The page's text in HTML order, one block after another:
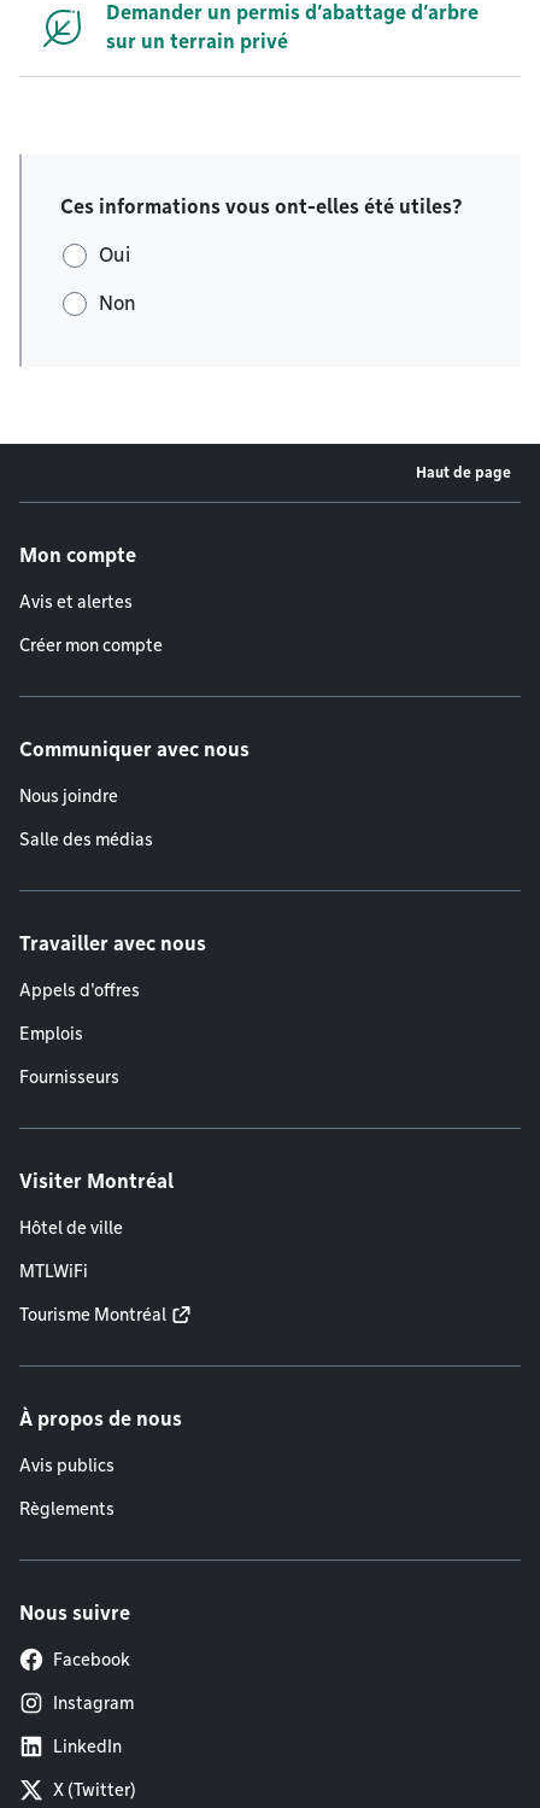
Demander un permis d’abattage d’arbre
sur un terrain privé
Ces informations vous ont-elles été utiles?
Oui
Non
Haut de page
Mon compte
Avis et alertes
Créer mon compte
Communiquer avec nous
Nous joindre
Salle des médias
Travailler avec nous
Appels d'offres
Emplois
Fournisseurs
Visiter Montréal
Hôtel de ville
MTLWiFi
Tourisme Montréal
À propos de nous
Avis publics
Règlements
Nous suivre
Facebook
Instagram
LinkedIn
X (Twitter)